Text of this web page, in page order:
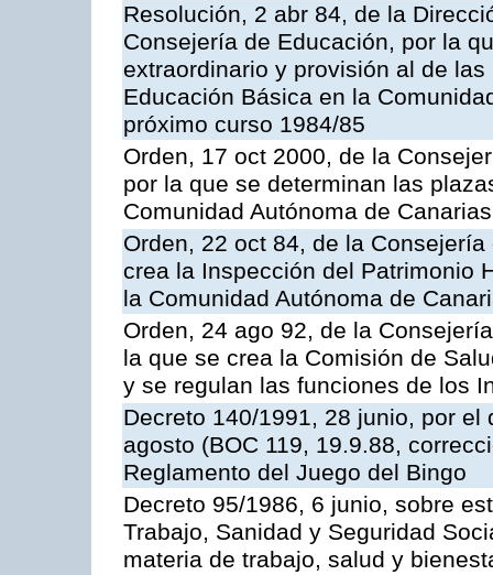
Resolución, 2 abr 84, de la
Consejería de Educación, por la
extraordinario y provisión al de
Educación Básica en la
próximo curso 1984/85
Orden, 17 oct 2000, de la
por la que se determinan las
Comunidad Autónoma de Canarias
Orden, 22 oct 84, de la
crea la Inspección del Patrimonio
la Comunidad Autónoma de
Orden, 24 ago 92, de la
la que se crea la Comisión de
y se regulan las funciones de los
Decreto 140/1991, 28 junio, por
agosto (BOC 119, 19.9.88,
Reglamento del Juego del Bingo
Decreto 95/1986, 6 junio, sobre
Trabajo, Sanidad y Seguridad
materia de trabajo, salud y